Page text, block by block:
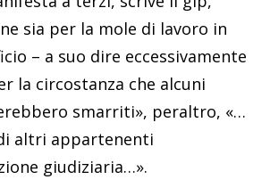
sia per la mole di lavoro in
– a suo dire eccessivamente
la circostanza che alcuni
smarriti», peraltro, «…
altri appartenenti
giudiziaria…».